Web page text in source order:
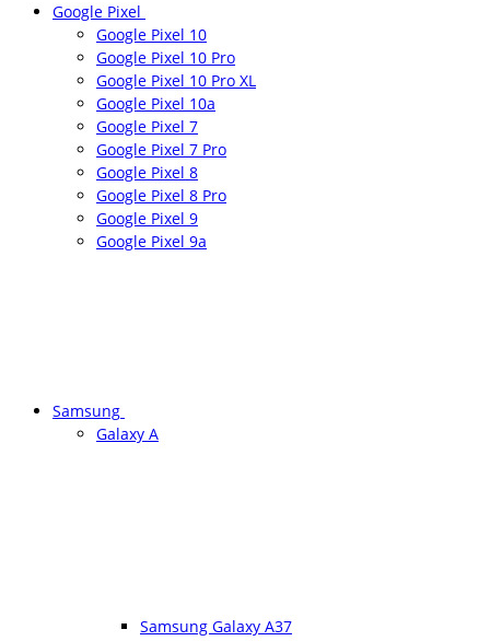
Google Pixel
Google Pixel 10
Google Pixel 10 Pro
Google Pixel 10 Pro XL
Google Pixel 10a
Google Pixel 7
Google Pixel 7 Pro
Google Pixel 8
Google Pixel 8 Pro
Google Pixel 9
Google Pixel 9a
Samsung
Galaxy A
Samsung Galaxy A37